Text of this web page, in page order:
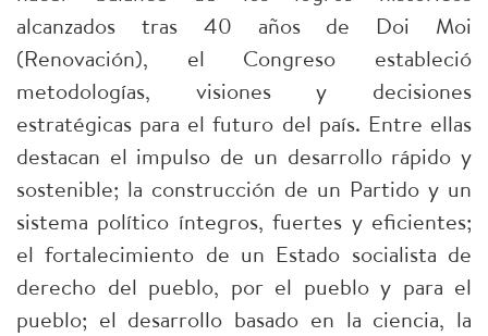
alcanzados tras 40 años de Doi Moi
(Renovación), el Congreso estableció
metodologías, visiones y decisiones
estratégicas para el futuro del país. Entre ellas
destacan el impulso de un desarrollo rápido y
sostenible; la construcción de un Partido y un
sistema político íntegros, fuertes y eficientes;
el fortalecimiento de un Estado socialista de
derecho del pueblo, por el pueblo y para el
pueblo; el desarrollo basado en la ciencia, la